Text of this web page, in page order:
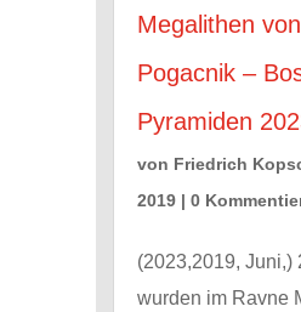
Megalithen
Pogacnik –
Pyramiden
von Friedrich
2019 | 0
(2023,2019, Juni,)
wurden im Ravne